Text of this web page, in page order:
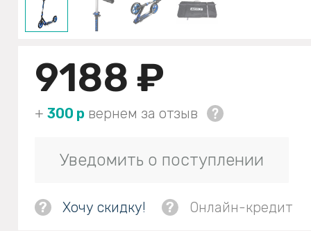
9188 ₽
+ 300 р вернем за отзыв
Уведомить о поступлении
? Хочу скидку! ? Онлайн-кредит